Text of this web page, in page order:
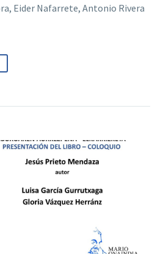
Eider Nafarrete, Antonio Rivera